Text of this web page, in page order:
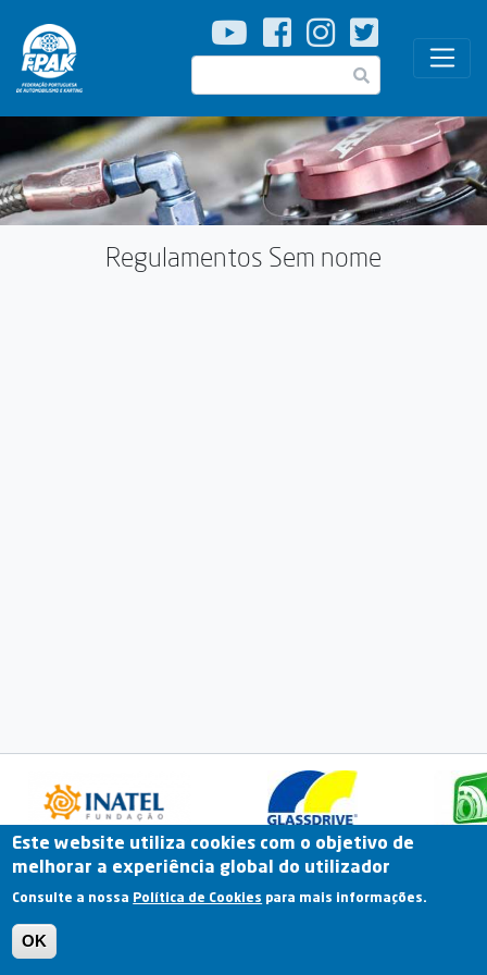
Passar
para
o
Pesquisar
Regulamentos Sem nome
Previous
Fale Connosco Portal Online Arquivo
Termos e Condições | Política de Privacidade |
Este website utiliza cookies com o objetivo de
melhorar a experiência global do utilizador
Consulte a nossa Política de Cookies para mais informações.
OK